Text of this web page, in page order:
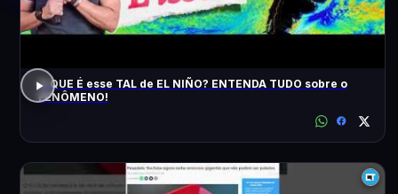
O QUE É esse TAL de EL NIÑO? ENTENDA TUDO sobre o
FENÔMENO!